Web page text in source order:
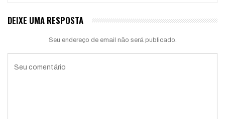
DEIXE UMA RESPOSTA
Seu endereço de email não será publicado.